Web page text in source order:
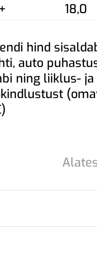
18,0
hind
auto
ning liiklus- ja